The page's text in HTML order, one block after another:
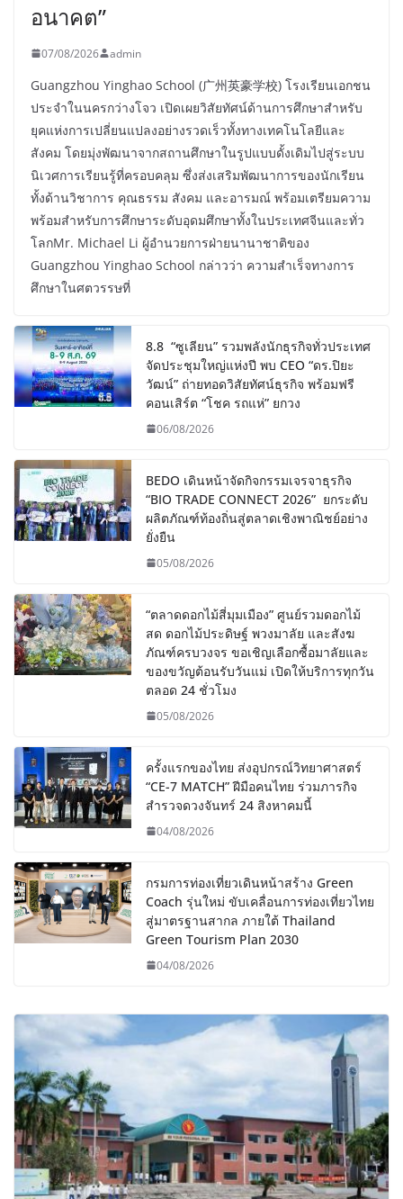
อนาคต”
07/08/2026 admin
Guangzhou Yinghao School (广州英豪学校) โรงเรียนเอกชน
ประจำในนครกว่างโจว เปิดเผยวิสัยทัศน์ด้านการศึกษาสำหรับ
ยุคแห่งการเปลี่ยนแปลงอย่างรวดเร็วทั้งทางเทคโนโลยีและ
สังคม โดยมุ่งพัฒนาจากสถานศึกษาในรูปแบบดั้งเดิมไปสู่ระบบ
นิเวศการเรียนรู้ที่ครอบคลุม ซึ่งส่งเสริมพัฒนาการของนักเรียน
ทั้งด้านวิชาการ คุณธรรม สังคม และอารมณ์ พร้อมเตรียมความ
พร้อมสำหรับการศึกษาระดับอุดมศึกษาทั้งในประเทศจีนและทั่ว
โลกMr. Michael Li ผู้อำนวยการฝ่ายนานาชาติของ
Guangzhou Yinghao School กล่าวว่า ความสำเร็จทางการ
ศึกษาในศตวรรษที่
8.8 “ซูเลียน” รวมพลังนักธุรกิจทั่วประเทศ
จัดประชุมใหญ่แห่งปี พบ CEO “ดร.ปิยะ
วัฒน์” ถ่ายทอดวิสัยทัศน์ธุรกิจ พร้อมฟรี
คอนเสิร์ต “โชค รถแห่” ยกวง
06/08/2026
BEDO เดินหน้าจัดกิจกรรมเจรจาธุรกิจ
“BIO TRADE CONNECT 2026” ยกระดับ
ผลิตภัณฑ์ท้องถิ่นสู่ตลาดเชิงพาณิชย์อย่าง
ยั่งยืน
05/08/2026
“ตลาดดอกไม้สี่มุมเมือง” ศูนย์รวมดอกไม้
สด ดอกไม้ประดิษฐ์ พวงมาลัย และสังฆ
ภัณฑ์ครบวงจร ขอเชิญเลือกซื้อมาลัยและ
ของขวัญต้อนรับวันแม่ เปิดให้บริการทุกวัน
ตลอด 24 ชั่วโมง
05/08/2026
ครั้งแรกของไทย ส่งอุปกรณ์วิทยาศาสตร์
“CE-7 MATCH” ฝีมือคนไทย ร่วมภารกิจ
สำรวจดวงจันทร์ 24 สิงหาคมนี้
04/08/2026
กรมการท่องเที่ยวเดินหน้าสร้าง Green
Coach รุ่นใหม่ ขับเคลื่อนการท่องเที่ยวไทย
สู่มาตรฐานสากล ภายใต้ Thailand
Green Tourism Plan 2030
04/08/2026